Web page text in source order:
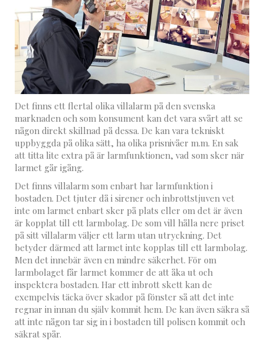
Det finns ett flertal olika villalarm på den svenska
marknaden och som konsument kan det vara svårt att se
någon direkt skillnad på dessa. De kan vara tekniskt
uppbyggda på olika sätt, ha olika prisnivåer m.m. En sak
att titta lite extra på är larmfunktionen, vad som sker när
larmet går igång.
Det finns villalarm som enbart har larmfunktion i
bostaden. Det tjuter då i sirener och inbrottstjuven vet
inte om larmet enbart sker på plats eller om det är även
är kopplat till ett larmbolag. De som vill hålla nere priset
på sitt villalarm väljer ett larm utan utryckning. Det
betyder därmed att larmet inte kopplas till ett larmbolag.
Men det innebär även en mindre säkerhet. För om
larmbolaget får larmet kommer de att åka ut och
inspektera bostaden. Har ett inbrott skett kan de
exempelvis täcka över skador på fönster så att det inte
regnar in innan du själv kommit hem. De kan även säkra så
att inte någon tar sig in i bostaden till polisen kommit och
säkrat spår.